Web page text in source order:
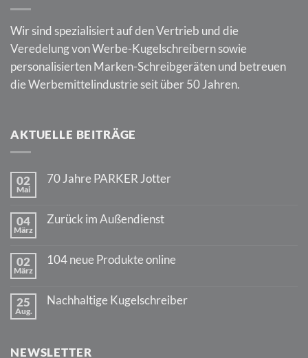
Wir sind spezialisiert auf den Vertrieb und die
Veredelung von Werbe-Kugelschreibern sowie
personalisierten Marken-Schreibgeräten und betreuen
die Werbemittelindustrie seit über 50 Jahren.
AKTUELLE BEITRÄGE
02
Mai
70 Jahre PARKER Jotter
70
04
März
Zurück im Außendienst
Zurück
02
März
104 neue Produkte online
104
25
Aug.
Nachhaltige Kugelschreiber
Kugelschreiber
NEWSLETTER